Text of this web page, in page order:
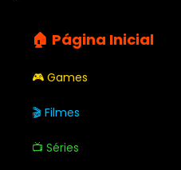
🏠 Página Inicial
🎮 Games
🎬 Filmes
📺 Séries